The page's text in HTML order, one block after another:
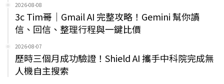
2026-08-08
3c Tim哥｜Gmail AI 完整攻略！Gemini 幫你讀
信、回信、整理行程與一鍵比價
2026-08-07
歷時三個月成功驗證！Shield AI 攜手中科院完成無
人機自主搜索